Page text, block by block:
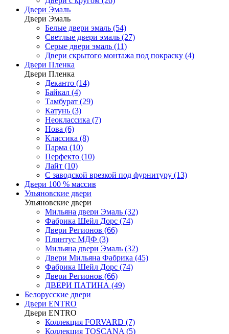
Двери Эмаль
Двери Эмаль
Белые двери эмаль (54)
Светлые двери эмаль (27)
Серые двери эмаль (11)
Двери скрытого монтажа под покраску (4)
Двери Пленка
Двери Пленка
Деканто (14)
Байкал (4)
Тамбурат (29)
Катунь (3)
Неоклассика (7)
Нова (6)
Классика (8)
Парма (10)
Перфекто (10)
Лайт (10)
С заводской врезкой под фурнитуру (13)
Двери 100 % массив
Ульяновские двери
Ульяновские двери
Мильяна двери Эмаль (32)
Фабрика Шейл Дорс (74)
Двери Регионов (66)
Плинтус МДФ (3)
Мильяна двери Эмаль (32)
Двери Мильяна Фабрика (45)
Фабрика Шейл Дорс (74)
Двери Регионов (66)
ДВЕРИ ПАТИНА (49)
Белорусские двери
Двери ENTRO
Двери ENTRO
Коллекция FORVARD (7)
Коллекция TOSCANA (5)